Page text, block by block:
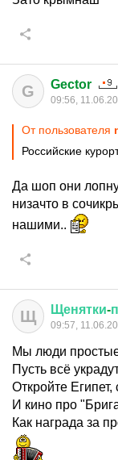
G Gector
09:56,
От пользователя
Российские
Да шоп они
низачто в
нашими..
Щ Щенятки-
09:57,
Мы люди
Пусть всё
Откройте
И кино про
Как награда за